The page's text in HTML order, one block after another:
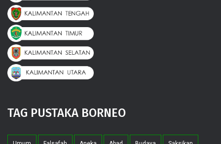
TAG PUSTAKA BORNEO